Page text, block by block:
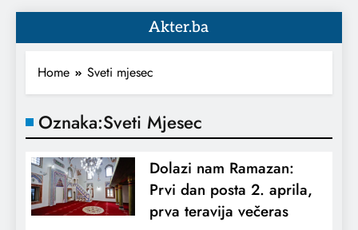
Akter.ba
Home Sveti mjesec
Oznaka:Sveti Mjesec
Dolazi nam Ramazan:
Prvi dan posta 2. aprila,
prva teravija večeras